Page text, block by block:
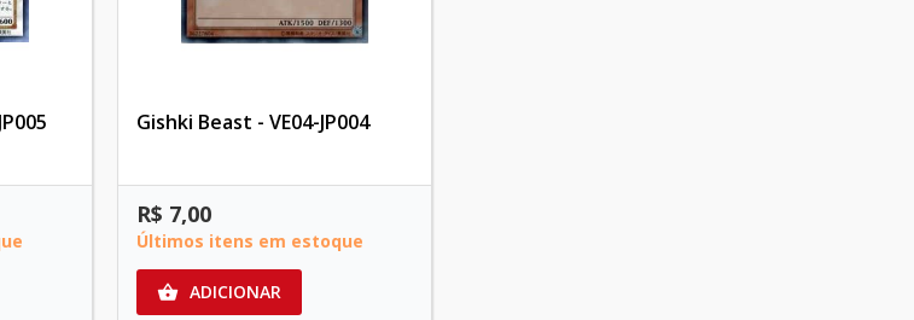
Gishki Beast - VE04-JP004
R$ 7,00
Últimos itens em estoque
 ADICIONAR